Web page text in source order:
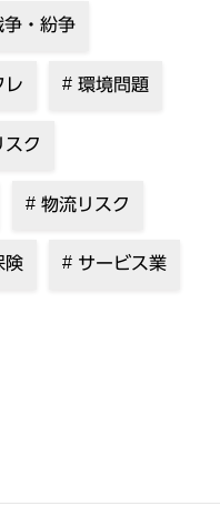
・紛争
レ 環境問題
ク
物流リスク
険 サービス業